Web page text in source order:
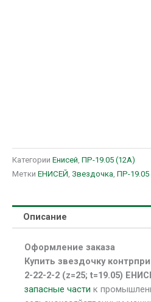
Категории Енисей ПР-19.05 (12A)
Метки ЕНИСЕЙ Звездочка ПР-19.05
Описание
Оформление заказа
Купить звездочку
2-22-2-2 (z=25; t=19.05)
запасные части к